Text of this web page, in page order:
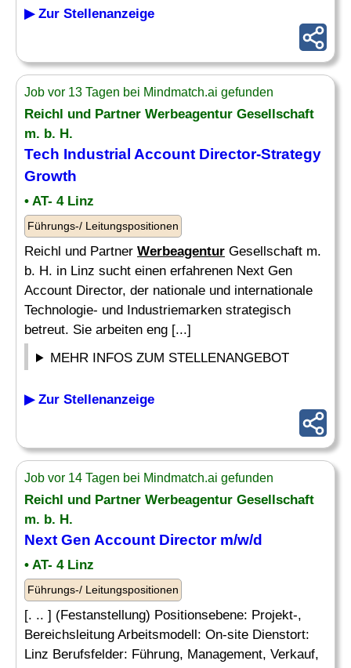
▶ Zur Stellenanzeige
Job vor 13 Tagen bei Mindmatch.ai gefunden
Reichl und Partner Werbeagentur Gesellschaft
m. b. H.
Tech Industrial Account Director-Strategy
Growth
• AT- 4 Linz
Führungs-/ Leitungspositionen
Reichl und Partner Werbeagentur Gesellschaft m.
b. H. in Linz sucht einen erfahrenen Next Gen
Account Director, der nationale und internationale
Technologie- und Industriemarken strategisch
betreut. Sie arbeiten eng [...]
MEHR INFOS ZUM STELLENANGEBOT
▶ Zur Stellenanzeige
Job vor 14 Tagen bei Mindmatch.ai gefunden
Reichl und Partner Werbeagentur Gesellschaft
m. b. H.
Next Gen Account Director m/w/d
• AT- 4 Linz
Führungs-/ Leitungspositionen
[. .. ] (Festanstellung) Positionsebene: Projekt-,
Bereichsleitung Arbeitsmodell: On-site Dienstort:
Linz Berufsfelder: Führung, Management, Verkauf,